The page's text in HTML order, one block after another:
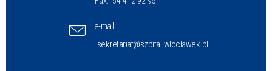
e-mail:
sekretariat@szpital.wloclawek.pl